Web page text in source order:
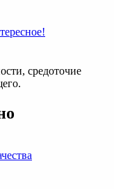
средоточие